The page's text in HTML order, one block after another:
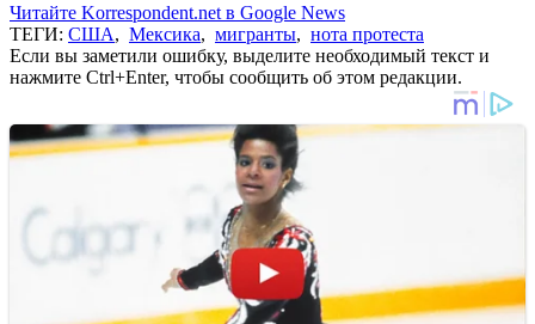
Читайте Korrespondent.net в Google News
ТЕГИ: США, Мексика, мигранты, нота протеста
Если вы заметили ошибку, выделите необходимый текст и
нажмите Ctrl+Enter, чтобы сообщить об этом редакции.